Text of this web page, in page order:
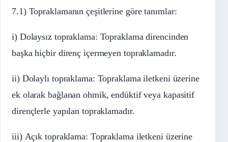
7.1) Topraklamanın çeşitlerine göre tanımlar:
i) Dolaysız topraklama: Topraklama direncinden
başka hiçbir direnç içermeyen topraklamadır.
ii) Dolaylı topraklama: Topraklama iletkeni üzerine
ek olarak bağlanan ohmik, endüktif veya kapasitif
dirençlerle yapılan topraklamadır.
iii) Açık topraklama: Topraklama iletkeni üzerine